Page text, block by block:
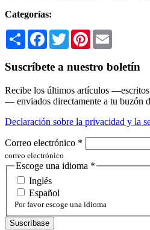
Categorías:
Share Facebook
TwitterPinterest
Suscríbete a nuestro boletín
Recibe los últimos artículos
— enviados directamente a tu buzón
Declaración sobre la privacidad y la
Correo electrónico *
correo electrónico
Escoge una idioma *
Inglés
Español
Por favor escoge una idioma